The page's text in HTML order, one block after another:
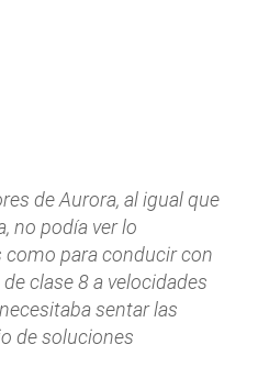
de Aurora, al igual que
no podía ver lo
para conducir con
clase 8 a velocidades
sentar las
de soluciones